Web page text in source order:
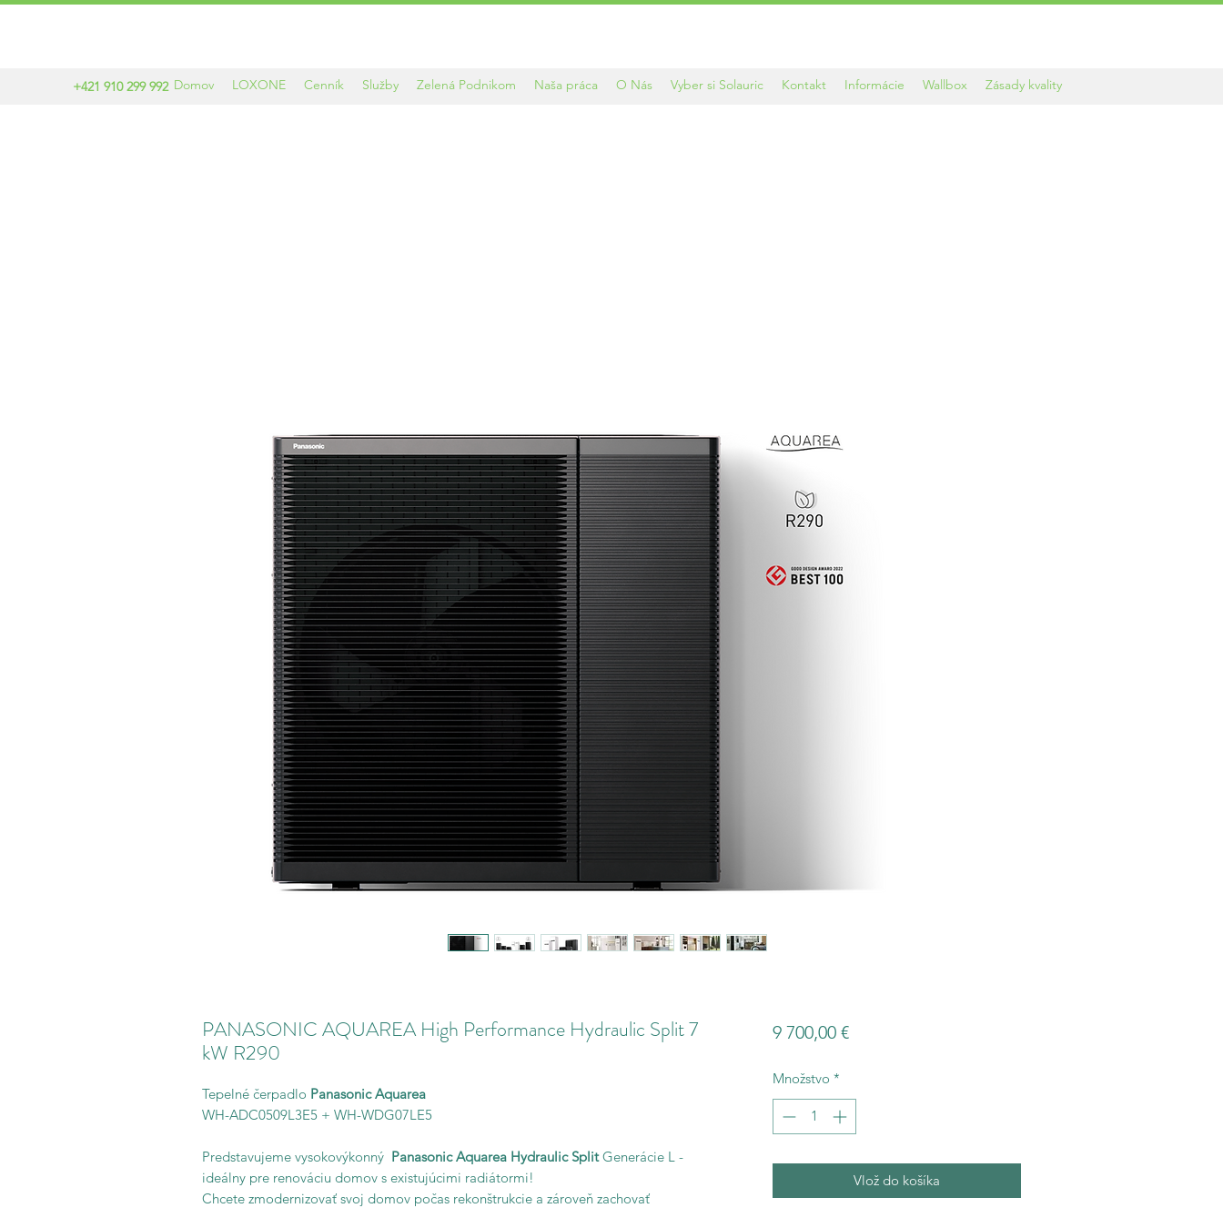
+421 910 299 992 Domov LOXONE Cenník Služby Zelená Podnikom Naša práca O Nás Vyber si Solauric Kontakt Informácie Wallbox Zásady kvality
PANASONIC AQUAREA High Performance Hydraulic Split 7
kW R290
Tepelné čerpadlo Panasonic Aquarea
WH-ADC0509L3E5 + WH-WDG07LE5
Predstavujeme vysokovýkonný Panasonic Aquarea Hydraulic SplitGenerácie L -
ideálny pre renováciu domov s existujúcimi radiátormi!
Chcete zmodernizovať svoj domov počas rekonštrukcie a zároveň zachovať
9 700,00 €Price
Množstvo *
Vlož do košíka